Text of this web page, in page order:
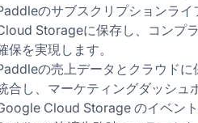
のサブスクリプションラ
Storageに保存し、コンプ
保を実現します。
の売上データとクラウド
合し、マーケティングダッシュ
Cloud Storage のイベン